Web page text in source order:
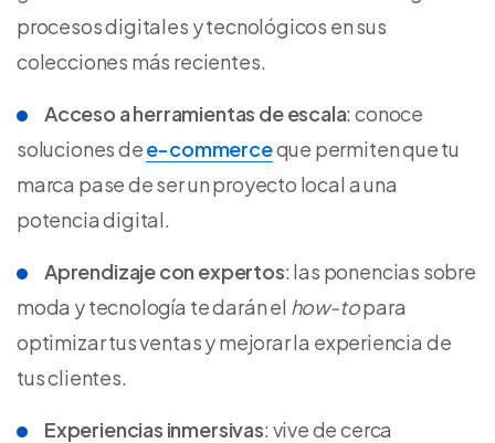
procesos digitales y tecnológicos en sus
colecciones más recientes.
Acceso a herramientas de escala: conoce
soluciones dee-commerceque permiten que tu
marca pase de ser un proyecto local a una
potencia digital.
Aprendizaje con expertos: las ponencias sobre
moda y tecnología te darán el how-topara
optimizar tus ventas y mejorar la experiencia de
tus clientes.
Experiencias inmersivas: vive de cerca